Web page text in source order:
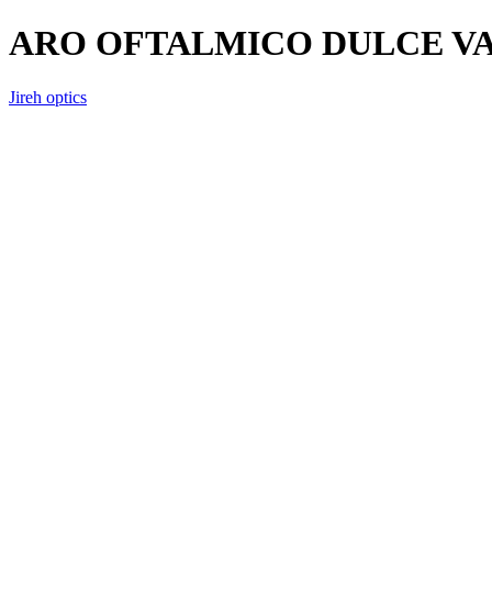
ARO OFTALMICO DULCE
Jireh optics